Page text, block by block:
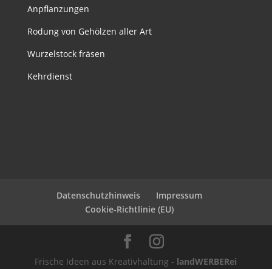
Anpflanzungen
Rodung von Gehölzen aller Art
Wurzelstock fräsen
Kehrdienst
Datenschutzhinweis
Impressum
Cookie-Richtlinie (EU)
Frische Ideen aus Kreativhaltung - landWERBERei